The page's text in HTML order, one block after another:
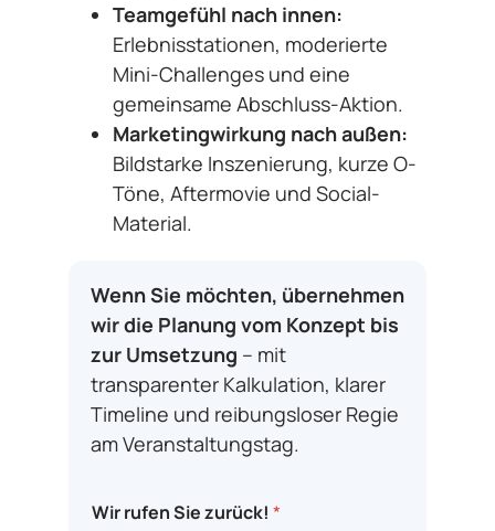
Teamgefühl nach innen:
Erlebnisstationen, moderierte
Mini-Challenges und eine
gemeinsame Abschluss-Aktion.
Marketingwirkung nach außen:
Bildstarke Inszenierung, kurze O-
Töne, Aftermovie und Social-
Material.
Wenn Sie möchten, übernehmen
wir die Planung vom Konzept bis
zur Umsetzung – mit
transparenter Kalkulation, klarer
Timeline und reibungsloser Regie
am Veranstaltungstag.
Wir rufen Sie zurück! *